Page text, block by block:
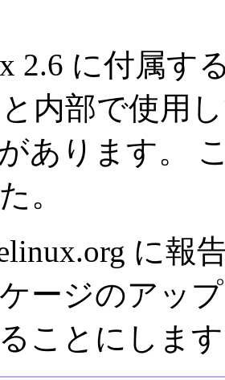
2.6 に付属す
と内部で使用
あります。
。
に報
ージのアッ
ことにしま